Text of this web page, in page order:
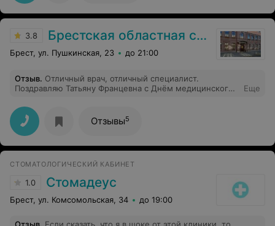
3.8 Брестская областная стоматология
Брест, ул. Пушкинская, 23 до 21:00
Отзыв. Отличный врач, отличный специалист.
Поздравляю Татьяну Францевна с Днём медицинского
страже здоровья населения
Еще
Отзывы5
СТОМАТОЛОГИЧЕСКИЙ КАБИНЕТ
1.0 Стомадеус
Брест, ул. Комсомольская, 34 до 19:00